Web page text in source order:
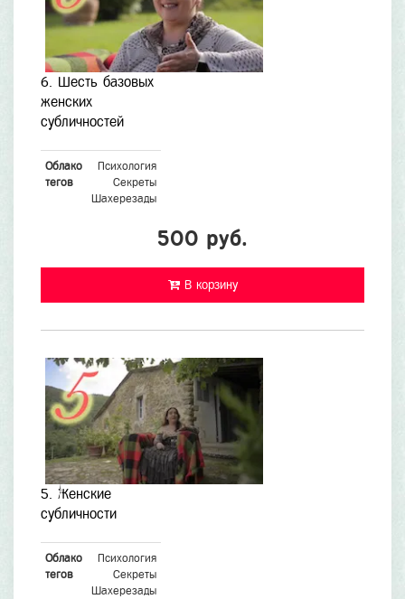
6. Шесть базовых
женских
субличностей
Облако
тегов
Психология
Секреты
Шахерезады
500 руб.
В корзину
5. Женские
субличности
Облако
тегов
Психология
Секреты
Шахерезады